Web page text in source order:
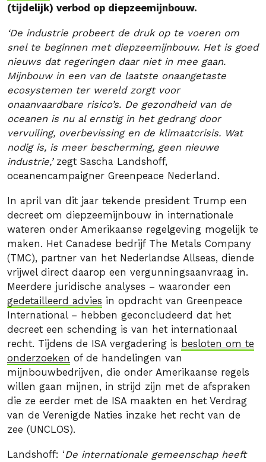
(tijdelijk) verbod op diepzeemijnbouw.
‘De industrie probeert de druk op te voeren om
snel te beginnen met diepzeemijnbouw. Het is goed
nieuws dat regeringen daar niet in mee gaan.
Mijnbouw in een van de laatste onaangetaste
ecosystemen ter wereld zorgt voor
onaanvaardbare risico’s. De gezondheid van de
oceanen is nu al ernstig in het gedrang door
vervuiling, overbevissing en de klimaatcrisis. Wat
nodig is, is meer bescherming, geen nieuwe
industrie,’ zegt Sascha Landshoff,
oceanencampaigner Greenpeace Nederland.
In april van dit jaar tekende president Trump een
decreet om diepzeemijnbouw in internationale
wateren onder Amerikaanse regelgeving mogelijk te
maken. Het Canadese bedrijf The Metals Company
(TMC), partner van het Nederlandse Allseas, diende
vrijwel direct daarop een vergunningsaanvraag in.
Meerdere juridische analyses – waaronder een
gedetailleerd advies in opdracht van Greenpeace
International – hebben geconcludeerd dat het
decreet een schending is van het internationaal
recht. Tijdens de ISA vergadering is besloten om te
onderzoeken of de handelingen van
mijnbouwbedrijven, die onder Amerikaanse regels
willen gaan mijnen, in strijd zijn met de afspraken
die ze eerder met de ISA maakten en het Verdrag
van de Verenigde Naties inzake het recht van de
zee (UNCLOS).
Landshoff: ‘De internationale gemeenschap heeft